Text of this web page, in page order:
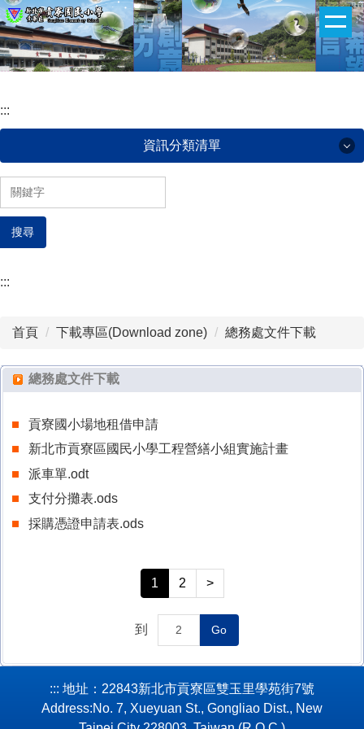
:::跳
到
主
要
容
區
:::
資訊分類清單
認識貢小(About our school)
貢小團隊(Administrative team)
校務手冊(School Handbook)
主題教育網站(Thematic Education Website)
搜尋
:::
首頁 下載專區(Download zone) 總務處文件下載
總務處文件下載
貢寮國小場地租借申請
新北市貢寮區國民小學工程營繕小組實施計畫
派車單.odt
支付分攤表.ods
採購憑證申請表.ods
1 2 >
到 Go
::: 地址：22843新北市貢寮區雙玉里學苑街7號
Address:No. 7, Xueyuan St., Gongliao Dist., New